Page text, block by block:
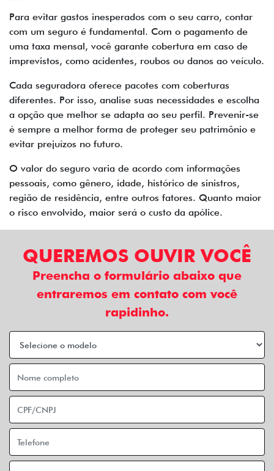
Para evitar gastos inesperados com o seu carro, contar
com um seguro é fundamental. Com o pagamento de
uma taxa mensal, você garante cobertura em caso de
imprevistos, como acidentes, roubos ou danos ao veículo.
Cada seguradora oferece pacotes com coberturas
diferentes. Por isso, analise suas necessidades e escolha
a opção que melhor se adapta ao seu perfil. Prevenir-se
é sempre a melhor forma de proteger seu patrimônio e
evitar prejuízos no futuro.
O valor do seguro varia de acordo com informações
pessoais, como gênero, idade, histórico de sinistros,
região de residência, entre outros fatores. Quanto maior
o risco envolvido, maior será o custo da apólice.
QUEREMOS OUVIR VOCÊ
Preencha o formulário abaixo que
entraremos em contato com você
rapidinho.